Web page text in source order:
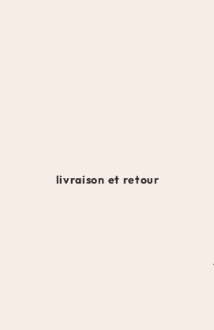
livraison et retour